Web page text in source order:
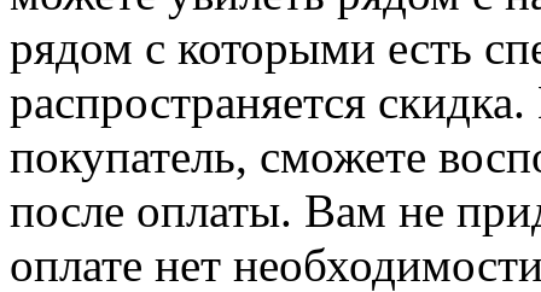
рядом с которыми есть
распространяется
покупатель, сможете
после оплаты. Вам не
оплате нет